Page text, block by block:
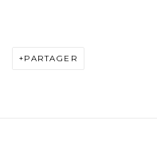
PARTAGER